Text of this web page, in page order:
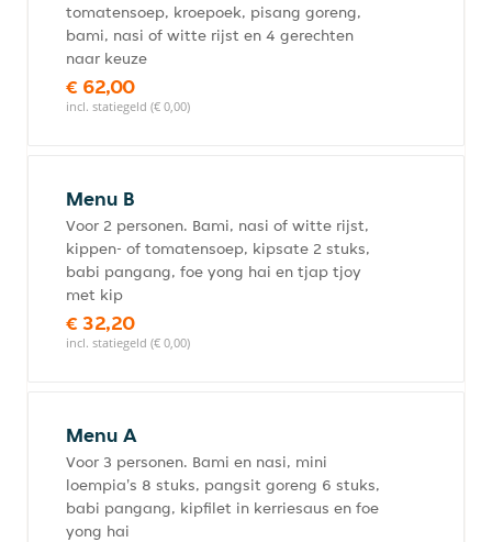
tomatensoep, kroepoek, pisang goreng,
bami, nasi of witte rijst en 4 gerechten
naar keuze
€ 62,00
incl. statiegeld (€ 0,00)
Menu B
Voor 2 personen. Bami, nasi of witte rijst,
kippen- of tomatensoep, kipsate 2 stuks,
babi pangang, foe yong hai en tjap tjoy
met kip
€ 32,20
incl. statiegeld (€ 0,00)
Menu A
Voor 3 personen. Bami en nasi, mini
loempia's 8 stuks, pangsit goreng 6 stuks,
babi pangang, kipfilet in kerriesaus en foe
yong hai